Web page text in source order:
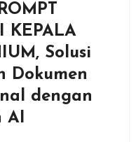
KEPALA
Solusi
Dokumen
dengan
AI